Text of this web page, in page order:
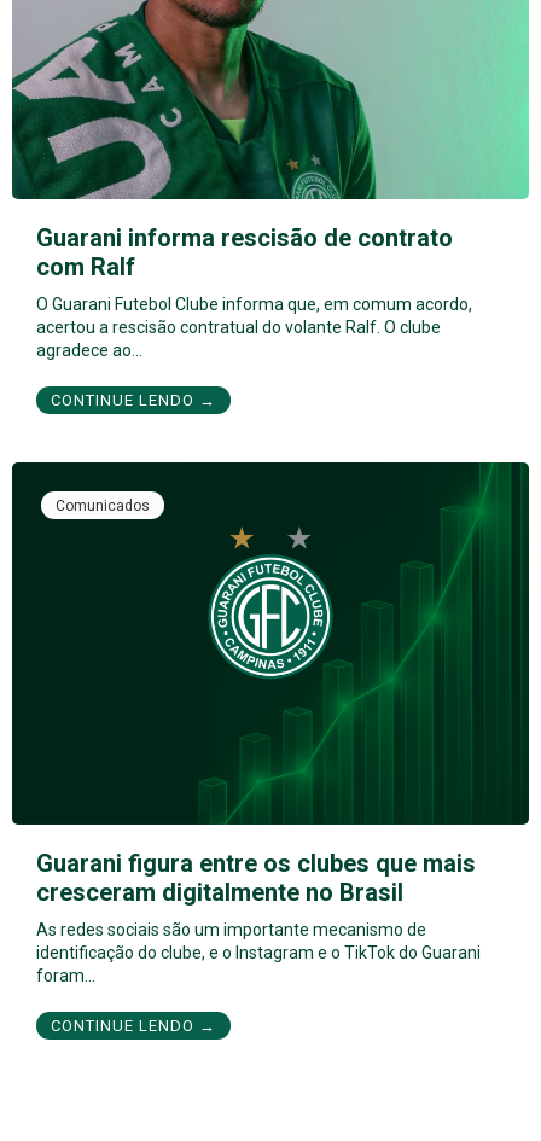
Guarani informa rescisão de contrato
com Ralf
O Guarani Futebol Clube informa que, em comum acordo,
acertou a rescisão contratual do volante Ralf. O clube
agradece ao…
CONTINUE LENDO →
Comunicados
Guarani figura entre os clubes que mais
cresceram digitalmente no Brasil
As redes sociais são um importante mecanismo de
identificação do clube, e o Instagram e o TikTok do Guarani
foram…
CONTINUE LENDO →